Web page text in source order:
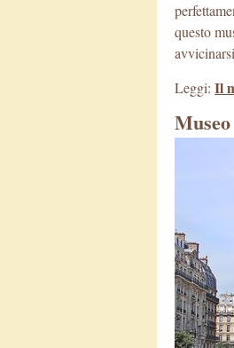
questo
Leggi: Il